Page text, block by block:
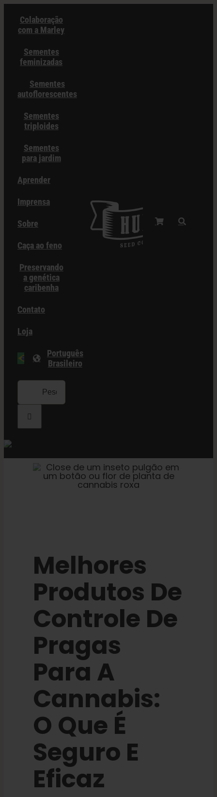
para
conteúdo
Colaboração
com a Marley
Sementes
feminizadas
Sementes
autoflorescentes
Sementes
triploides
Sementes
para jardim
Aprender
Imprensa
Sobre
Caça ao feno
Preservando
a genética
caribenha
Contato
Loja
Português
Brasileiro
Procurar
Melhores
Produtos De
Controle De
Pragas
Para A
Cannabis:
O Que É
Seguro E
Eficaz